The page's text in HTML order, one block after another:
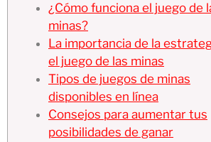
¿Cómo funciona el juego de
minas?
La importancia de la
el juego de las minas
Tipos de juegos de minas
disponibles en línea
Consejos para aumentar tus
posibilidades de ganar